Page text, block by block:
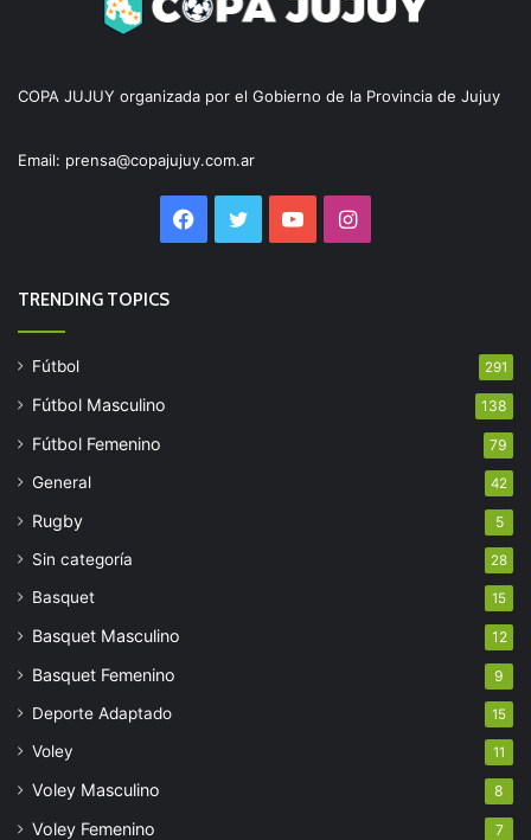
COPA JUJUY organizada por el Gobierno de la Provincia de Jujuy
Email: prensa@copajujuy.com.ar
Facebook
TwitterYouTubeInstagram
TRENDING TOPICS
Fútbol 291
Fútbol Masculino 138
Fútbol Femenino 79
General 42
Rugby 5
Sin categoría 28
Basquet 15
Basquet Masculino 12
Basquet Femenino 9
Deporte Adaptado 15
Voley 11
Voley Masculino 8
Voley Femenino 7